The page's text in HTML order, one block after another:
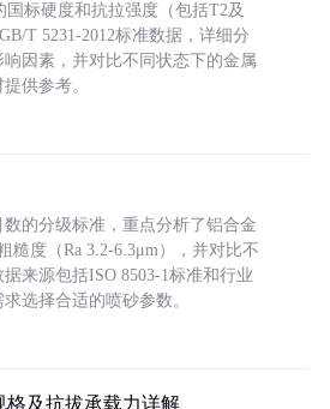
标硬度和抗拉强度（包括T2及
T 5231-2012标准数据，详细分
因素，并对比不同状态下的金属
供参考。
的分级标准，重点分析了铝合金
糙度（Ra 3.2-6.3μm），并对比不
来源包括ISO 8503-1标准和行业
选择合适的喷砂参数。
格及抗拔承载力详解